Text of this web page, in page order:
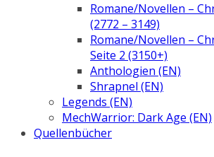
Romane/Novellen –
(2772 – 3149)
Romane/Novellen –
Seite 2 (3150+)
Anthologien (EN)
Shrapnel (EN)
Legends (EN)
MechWarrior: Dark Age (EN)
Quellenbücher